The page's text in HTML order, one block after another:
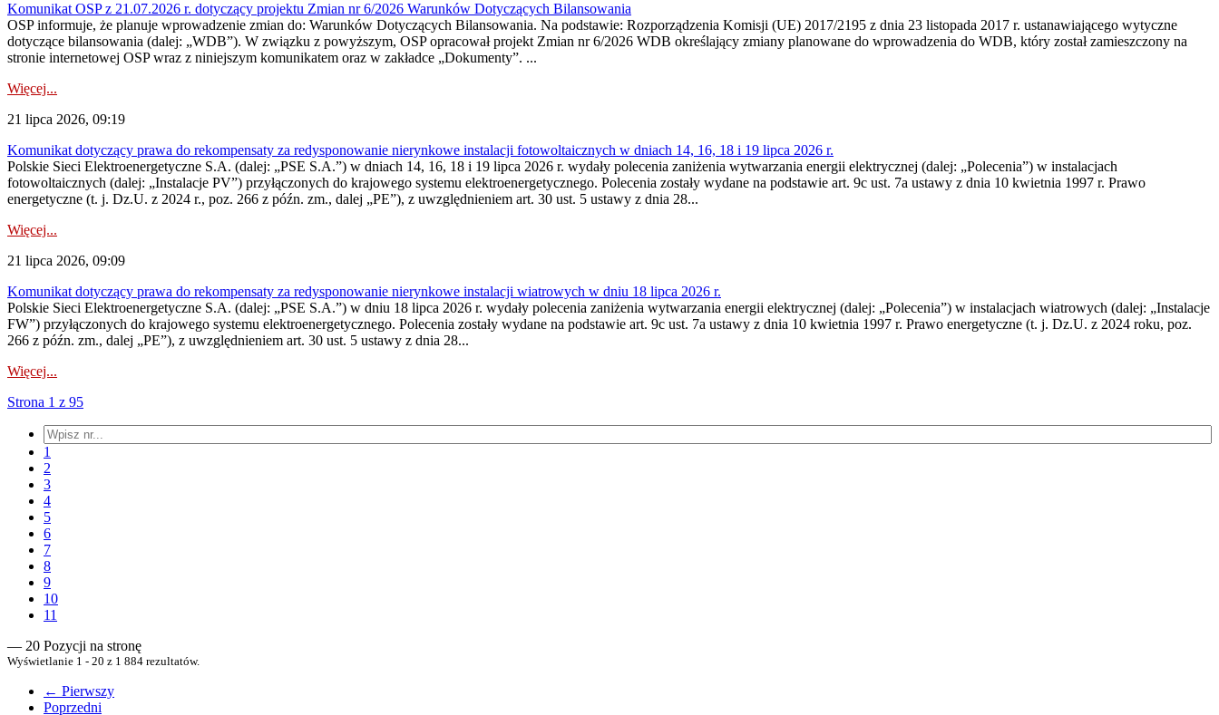
Komunikat OSP z 21.07.2026 r. dotyczący projektu Zmian nr 6/2026 Warunków Dotyczących Bilansowania
OSP informuje, że planuje wprowadzenie zmian do: Warunków Dotyczących Bilansowania. Na podstawie: Rozporządzenia Komisji (UE) 2017/2195 z dnia 23‍ listopada 2017 r. ustanawiającego wytyczne
dotyczące bilansowania (dalej: „WDB”). W związku z powyższym, OSP opracował projekt Zmian nr 6/2026 WDB określający zmiany planowane do wprowadzenia do WDB, który został zamieszczony na
stronie internetowej OSP wraz z niniejszym komunikatem oraz w zakładce „Dokumenty”. ...
Więcej...
21 lipca 2026, 09:19
Komunikat dotyczący prawa do rekompensaty za redysponowanie nierynkowe instalacji fotowoltaicznych w dniach 14, 16, 18 i 19 lipca 2026 r.
Polskie Sieci Elektroenergetyczne S.A. (dalej: „PSE S.A.”) w dniach 14, 16, 18 i 19 lipca 2026 r. wydały polecenia zaniżenia wytwarzania energii elektrycznej (dalej: „Polecenia”) w instalacjach
fotowoltaicznych (dalej: „Instalacje PV”) przyłączonych do krajowego systemu elektroenergetycznego. Polecenia zostały wydane na podstawie art. 9c ust. 7a ustawy z dnia 10 kwietnia 1997 r. Prawo
energetyczne (t. j. Dz.U. z 2024 r., poz. 266 z późn. zm., dalej „PE”), z uwzględnieniem art. 30 ust. 5 ustawy z dnia 28...
Więcej...
21 lipca 2026, 09:09
Komunikat dotyczący prawa do rekompensaty za redysponowanie nierynkowe instalacji wiatrowych w dniu 18 lipca 2026 r.
Polskie Sieci Elektroenergetyczne S.A. (dalej: „PSE S.A.”) w dniu 18 lipca 2026 r. wydały polecenia zaniżenia wytwarzania energii elektrycznej (dalej: „Polecenia”) w instalacjach wiatrowych (dalej: „Instalacje
FW”) przyłączonych do krajowego systemu elektroenergetycznego. Polecenia zostały wydane na podstawie art. 9c ust. 7a ustawy z dnia 10 kwietnia 1997 r. Prawo energetyczne (t. j. Dz.U. z 2024 roku, poz.
266 z późn. zm., dalej „PE”), z uwzględnieniem art. 30 ust. 5 ustawy z dnia 28...
Więcej...
Strona 1 z 95
1
2
3
4
5
6
7
8
9
10
11
— 20 Pozycji na stronę
Wyświetlanie 1 - 20 z 1 884 rezultatów.
← Pierwszy
Poprzedni